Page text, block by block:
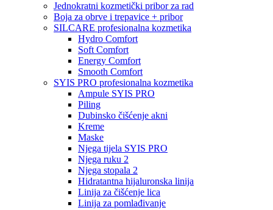
Jednokratni kozmetički pribor za rad
Boja za obrve i trepavice + pribor
SILCARE profesionalna kozmetika
Hydro Comfort
Soft Comfort
Energy Comfort
Smooth Comfort
SYIS PRO profesionalna kozmetika
Ampule SYIS PRO
Piling
Dubinsko čišćenje akni
Kreme
Maske
Njega tijela SYIS PRO
Njega ruku 2
Njega stopala 2
Hidratantna hijaluronska linija
Linija za čišćenje lica
Linija za pomlađivanje